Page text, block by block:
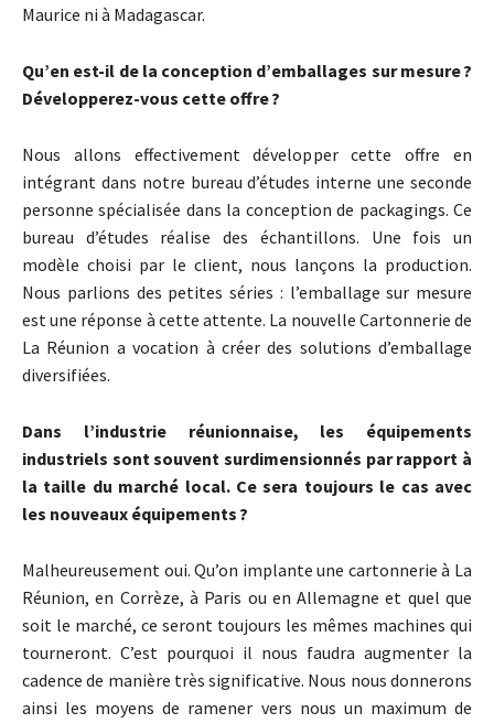
Maurice ni à Madagascar.
Qu’en est-il de la conception d’emballages sur mesure ?
Développerez-vous cette offre ?
Nous allons effectivement développer cette offre en
intégrant dans notre bureau d’études interne une seconde
personne spécialisée dans la conception de packagings. Ce
bureau d’études réalise des échantillons. Une fois un
modèle choisi par le client, nous lançons la production.
Nous parlions des petites séries : l’emballage sur mesure
est une réponse à cette attente. La nouvelle Cartonnerie de
La Réunion a vocation à créer des solutions d’emballage
diversifiées.
Dans l’industrie réunionnaise, les équipements
industriels sont souvent surdimensionnés par rapport à
la taille du marché local. Ce sera toujours le cas avec
les nouveaux équipements ?
Malheureusement oui. Qu’on implante une cartonnerie à La
Réunion, en Corrèze, à Paris ou en Allemagne et quel que
soit le marché, ce seront toujours les mêmes machines qui
tourneront. C’est pourquoi il nous faudra augmenter la
cadence de manière très significative. Nous nous donnerons
ainsi les moyens de ramener vers nous un maximum de